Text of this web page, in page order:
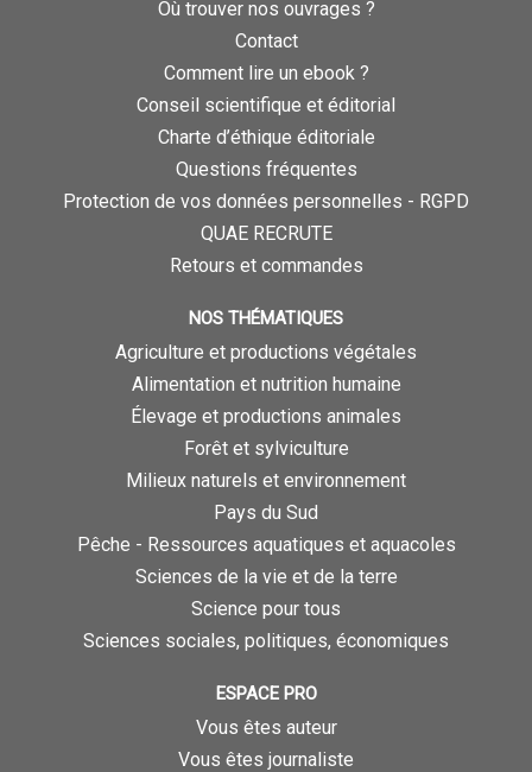
Où trouver nos ouvrages ?
Contact
Comment lire un ebook ?
Conseil scientifique et éditorial
Charte d’éthique éditoriale
Questions fréquentes
Protection de vos données personnelles - RGPD
QUAE RECRUTE
Retours et commandes
NOS THÉMATIQUES
Agriculture et productions végétales
Alimentation et nutrition humaine
Élevage et productions animales
Forêt et sylviculture
Milieux naturels et environnement
Pays du Sud
Pêche - Ressources aquatiques et aquacoles
Sciences de la vie et de la terre
Science pour tous
Sciences sociales, politiques, économiques
ESPACE PRO
Vous êtes auteur
Vous êtes journaliste